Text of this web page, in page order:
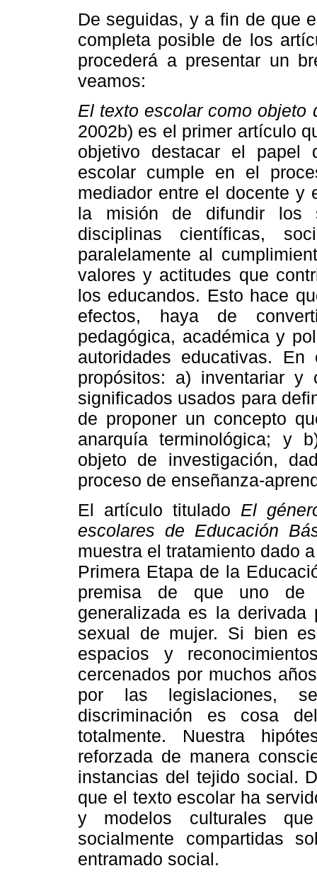
De seguidas, y a fin de que
completa posible de los
procederá a presentar un
veamos:
El texto escolar como objeto
2002b) es el primer artículo
objetivo destacar el papel
escolar cumple en el
mediador entre el docente y
la misión de difundir los
disciplinas científicas,
paralelamente al
valores y actitudes que
los educandos. Esto hace
efectos, haya de
pedagógica, académica y
autoridades educativas.
propósitos: a) inventariar y
significados usados para
de proponer un concepto
anarquía terminológica; y
objeto de investigación,
proceso de enseñanza-
El artículo titulado El
escolares de Educación
muestra el tratamiento dado
Primera Etapa de la
premisa de que uno de
generalizada es la
sexual de mujer. Si bien
espacios y
cercenados por muchos
por las legislaciones,
discriminación es cosa
totalmente. Nuestra
reforzada de manera
instancias del tejido social.
que el texto escolar ha
y modelos culturales
socialmente compartidas
entramado social.